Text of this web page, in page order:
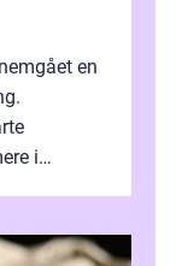
en
i